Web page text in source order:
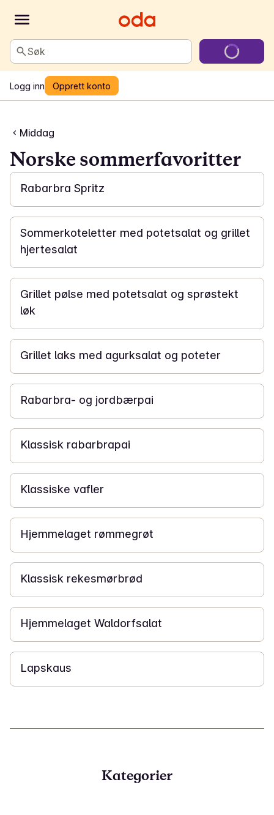
Søk
Logg inn Opprett konto
Middag
Norske sommerfavoritter
10 min
Rabarbra Spritz
20 min
Sommerkoteletter med potetsalat og grillet
hjertesalat
10 min
Grillet pølse med potetsalat og sprøstekt
løk
25 min
Grillet laks med agurksalat og poteter
45 min
Rabarbra- og jordbærpai
30 min
Klassisk rabarbrapai
1 t
Klassiske vafler
30 min
Hjemmelaget rømmegrøt
15 min
Klassisk rekesmørbrød
20 min
Hjemmelaget Waldorfsalat
20 min
Lapskaus
Kategorier